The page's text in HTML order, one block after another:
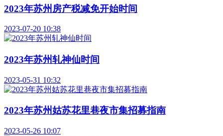
2023年苏州房产税减免开始时间
2023-07-20 10:38
2023年苏州轧神仙时间
2023-05-31 10:32
2023年苏州姑苏花里巷夜市集招募指南
2023-05-26 10:07